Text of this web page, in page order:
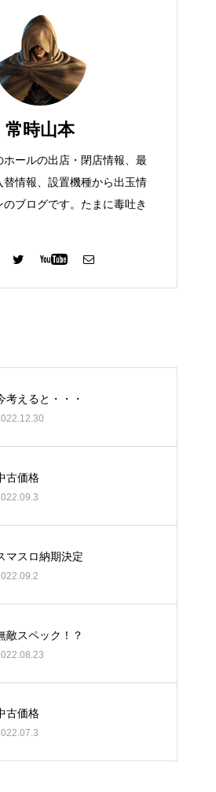
常時山本
ホールの出店・閉店情報、最
替情報、設置機種から出玉情
ブログです。たまに毒吐き
考えると・・・
古価格
マスロ納期決定
敵スペック！？
古価格